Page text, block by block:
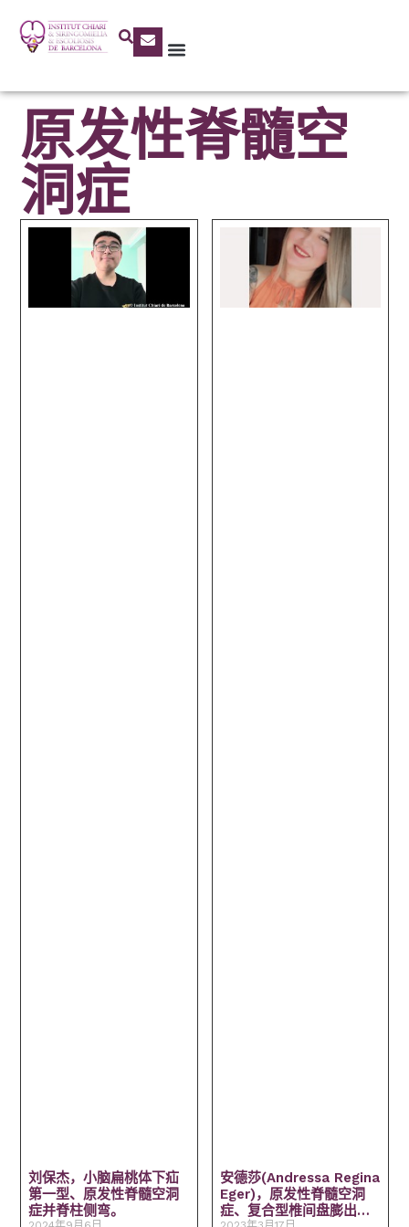
原发性脊髓空
洞症
刘保杰，小脑扁桃体下疝
第一型、原发性脊髓空洞
症并脊柱侧弯。
安德莎(Andressa Regina
Eger)，原发性脊髓空洞
症、复合型椎间盘膨出、